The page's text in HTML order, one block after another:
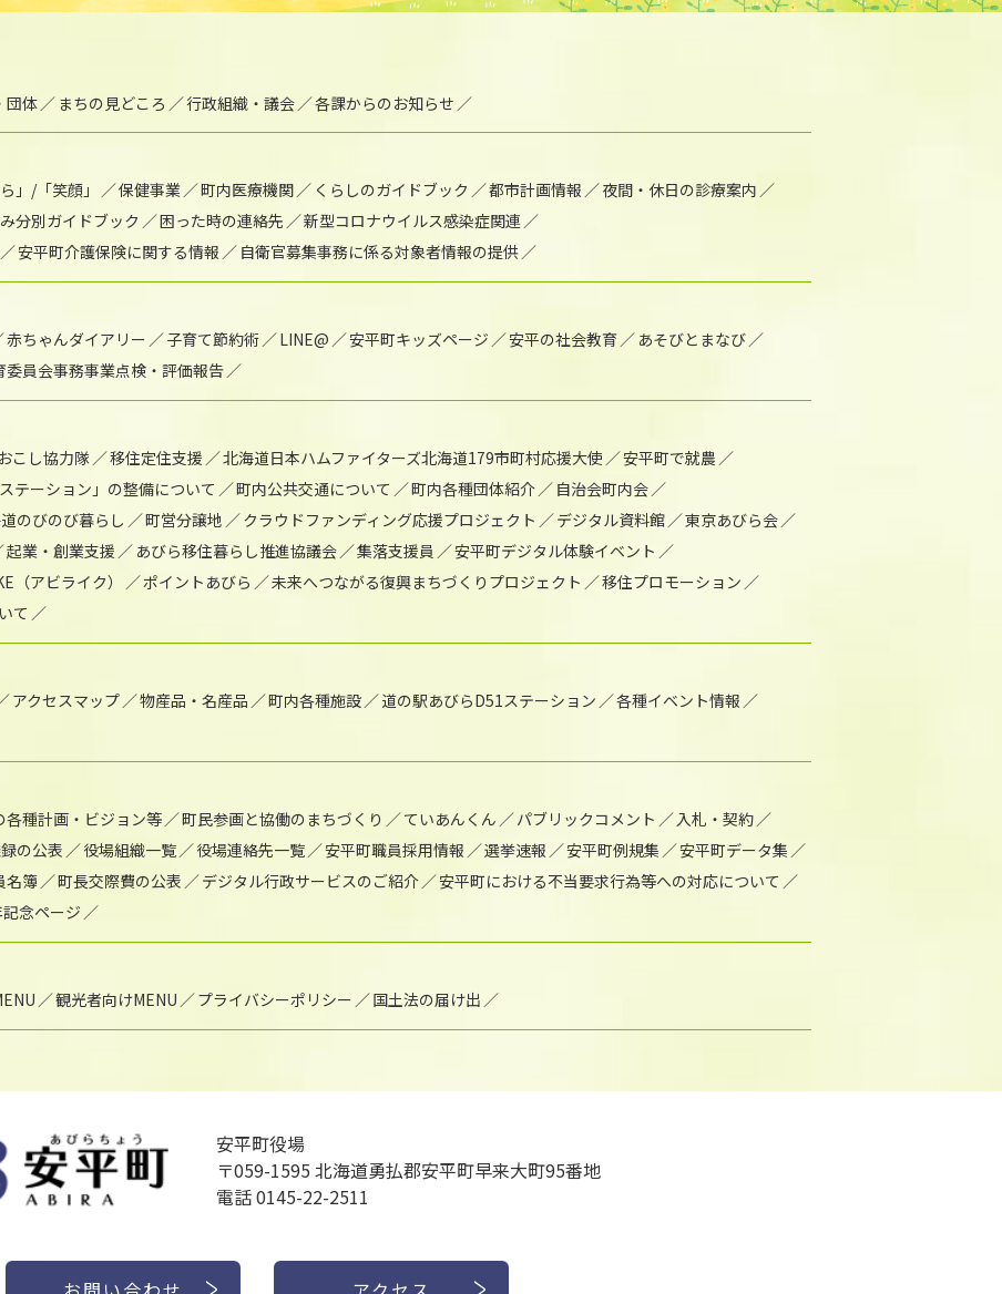
団体 まちの見どころ 行政組織・議会 各課からのお知らせ
」/「笑顔」 保健事業 町内医療機関 くらしのガイドブック 都市計画情報
夜間・休日の診療案内
分別ガイドブック 困った時の連絡先
新型コロナウイルス感染症関連
安平町介護保険に関する情報 自衛官募集事務に係る対象者情報の提供
赤ちゃんダイアリー 子育て節約術 LINE@ 安平町キッズページ 安平の社会教育
あそびとまなび
委員会事務事業点検・評価報告
こし協力隊 移住定住支援 北海道日本ハムファイターズ北海道179市町村応援大使
安平町で就農
テーション」の整備について 町内公共交通について 町内各種団体紹介
自治会町内会
のびのび暮らし
町営分譲地 クラウドファンディング応援プロジェクト デジタル資料館
東京あびら会
起業・創業支援 あびら移住暮らし推進協議会 集落支援員
安平町デジタル体験イベント
（アビライク） ポイントあびら 未来へつながる復興まちづくりプロジェクト
移住プロモーション
て
アクセスマップ 物産品・名産品 町内各種施設 道の駅あびらD51ステーション
各種イベント情報
各種計画・ビジョン等 町民参画と協働のまちづくり ていあんくん パブリックコメント
入札・契約
の公表 役場組織一覧 役場連絡先一覧 安平町職員採用情報 選挙速報 安平町例規集
安平町データ集
名簿 町長交際費の公表 デジタル行政サービスのご紹介
安平町における不当要求行為等への対応について
念ページ
観光者向けMENU プライバシーポリシー 国土法の届け出
安平町役場
〒059-1595 北海道勇払郡安平町早来大町95番地
電話 0145-22-2511